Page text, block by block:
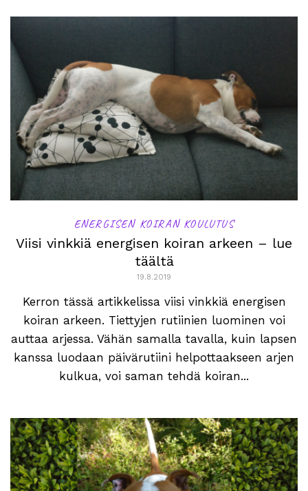
ENERGISEN KOIRAN KOULUTUS
Viisi vinkkiä energisen koiran arkeen – lue
täältä
19.8.2019
Kerron tässä artikkelissa viisi vinkkiä energisen
koiran arkeen. Tiettyjen rutiinien luominen voi
auttaa arjessa. Vähän samalla tavalla, kuin lapsen
kanssa luodaan päivärutiini helpottaakseen arjen
kulkua, voi saman tehdä koiran...